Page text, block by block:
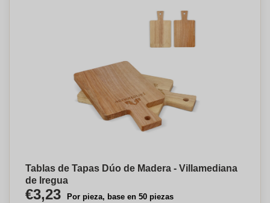
Tablas de Tapas Dúo de Madera - Villamediana
de Iregua
€3,23 Por pieza, base en 50 piezas